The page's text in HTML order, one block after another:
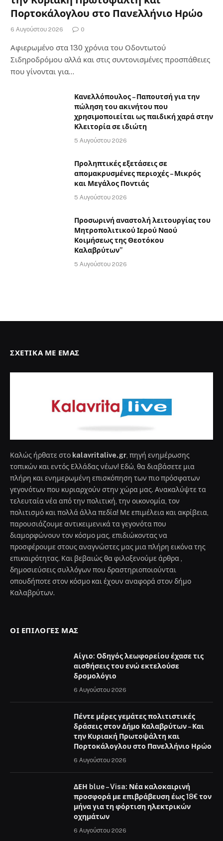
Πορτοκάλογλου στο Πανελλήνιο Ηρώο
6 Αυγούστου 2026 0
Αφιερωμένο στα 130 χρόνια του Οδοντωτού
Σιδηροδρόμου αλλά και στις συντονισμένες προσπάθειες
που γίνονται για…
Κανελλόπουλος – Παπουτσή για την
πώληση του ακινήτου που
χρησιμοποιείται ως παιδική χαρά στην
Κλειτορία σε ιδιώτη
5 Αυγούστου 2026
Προληπτικές εξετάσεις σε
απομακρυσμένες περιοχές – Μικρός
και Μεγάλος Ποντιάς
5 Αυγούστου 2026
Προσωρινή αναστολή λειτουργίας του
Μητροπολιτικού Ιερού Ναού
Κοιμήσεως της Θεοτόκου
Καλαβρύτων”
5 Αυγούστου 2026
ΣΧΕΤΙΚΆ ΜΕ ΕΜΆΣ
Καλώς ήρθατε στο kalavritalive.gr, πηγή ενημέρωσης
τοπικών και εντός Ελλάδας νέων! Εδώ, θα διαβάσετε μια
πλήρη και ενημερωμένη επισκόπηση των πιο πρόσφατων
γεγονότων που κυριαρχούν στην χώρα μας. Ανακαλύψτε τα
τελευταία νέα από την πολιτική, την οικονομία, τον
πολιτισμό και πολλά άλλα πεδία! Με επιμέλεια και ακρίβεια,
παρουσιάζουμε αντικειμενικά τα γεγονότα που
διαμορφώνουν τον κόσμο μας, επιδιώκοντας να
προσφέρουμε στους αναγνώστες μας μια πλήρη εικόνα της
επικαιρότητας. Και βεβαιώς θα φιλοξενούμε άρθρα ,
δημοσιεύσεις συλλόγων που δραστηριοποιούνται
οπουδήποτε στον κόσμο και έχουν αναφορά στον δήμο
Καλαβρύτων.
ΟΙ ΕΠΙΛΟΓΈΣ ΜΑΣ
Αίγιο: Οδηγός λεωφορείου έχασε τις
αισθήσεις του ενώ εκτελούσε
δρομολόγιο
6 Αυγούστου 2026
Πέντε μέρες γεμάτες πολιτιστικές
δράσεις στον Δήμο Καλαβρύτων – Και
την Κυριακή Πρωτοψάλτη και
Πορτοκάλογλου στο Πανελλήνιο Ηρώο
6 Αυγούστου 2026
ΔΕΗ blue – Visa: Νέα καλοκαιρινή
προσφορά με επιβράβευση έως 18€ τον
μήνα για τη φόρτιση ηλεκτρικών
οχημάτων
6 Αυγούστου 2026